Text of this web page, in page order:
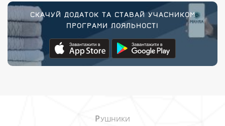
СКАЧУЙ ДОДАТОК ТА СТАВАЙ УЧАСНИКОМ
ПРОГРАМИ ЛОЯЛЬНОСТІ
РУШНИКИ